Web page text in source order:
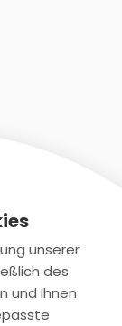
unserer
des
und Ihnen